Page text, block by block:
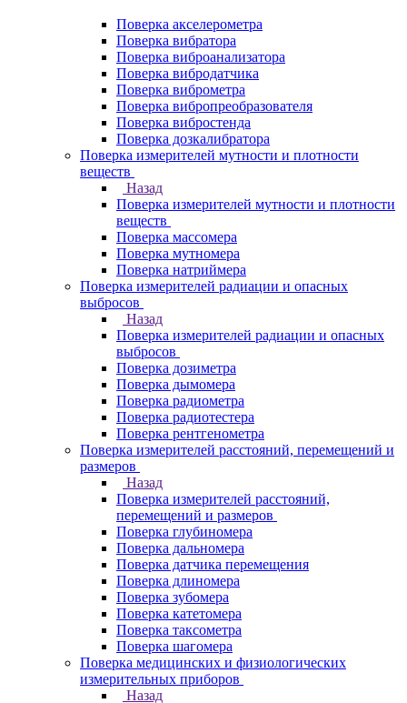
Поверка акселерометра
Поверка вибратора
Поверка виброанализатора
Поверка вибродатчика
Поверка виброметра
Поверка вибропреобразователя
Поверка вибростенда
Поверка дозкалибратора
Поверка измерителей мутности и плотности
веществ
Назад
Поверка измерителей мутности и плотности
веществ
Поверка массомера
Поверка мутномера
Поверка натриймера
Поверка измерителей радиации и опасных
выбросов
Назад
Поверка измерителей радиации и опасных
выбросов
Поверка дозиметра
Поверка дымомера
Поверка радиометра
Поверка радиотестера
Поверка рентгенометра
Поверка измерителей расстояний, перемещений и
размеров
Назад
Поверка измерителей расстояний,
перемещений и размеров
Поверка глубиномера
Поверка дальномера
Поверка датчика перемещения
Поверка длиномера
Поверка зубомера
Поверка катетомера
Поверка таксометра
Поверка шагомера
Поверка медицинских и физиологических
измерительных приборов
Назад